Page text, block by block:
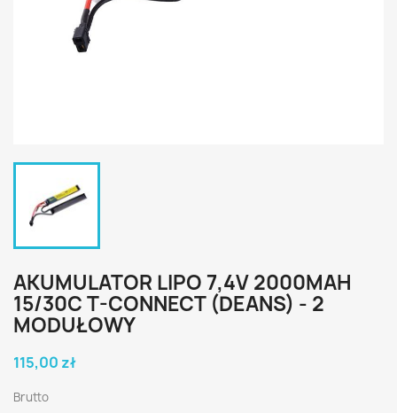
AKUMULATOR LIPO 7,4V 2000MAH
15/30C T-CONNECT (DEANS) - 2
MODUŁOWY
115,00 zł
Brutto